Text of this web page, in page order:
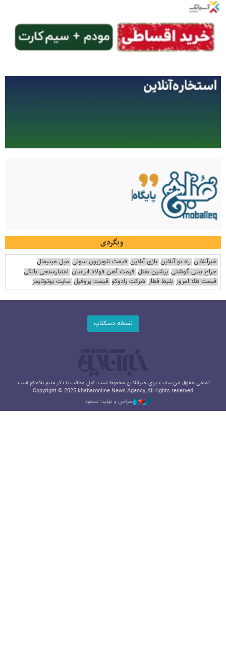
وبگردی
خبرآنلاین راه نو آنلاین بازی آنلاین قیمت تلویزیون سونی مبل مینیمال
جراح بینی گوشتی پرشین هتل قیمت آهن فولاد ایرانیان اعتبارسنجی بانکی
قیمت طلا امروز بلیط قطار شرکت رادوکو قیمت پروفیل سایت یوتوتایمز
نسخه دسکتاپ
تمامی حقوق این سایت برای خبرآنلاین محفوظ است. نقل مطالب با ذکر منبع بلامانع است.
Copyright © 2025 khabaronline News Agancy, All rights reserved
طراحی و تولید: نستوه